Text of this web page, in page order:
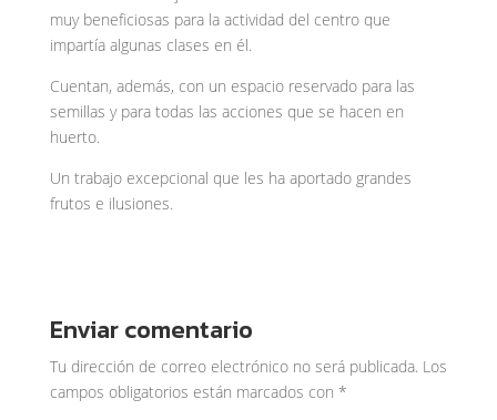
muy beneficiosas para la actividad del centro que
impartía algunas clases en él.
Cuentan, además, con un espacio reservado para las
semillas y para todas las acciones que se hacen en
huerto.
Un trabajo excepcional que les ha aportado grandes
frutos e ilusiones.
Enviar comentario
Tu dirección de correo electrónico no será publicada. Los
campos obligatorios están marcados con *